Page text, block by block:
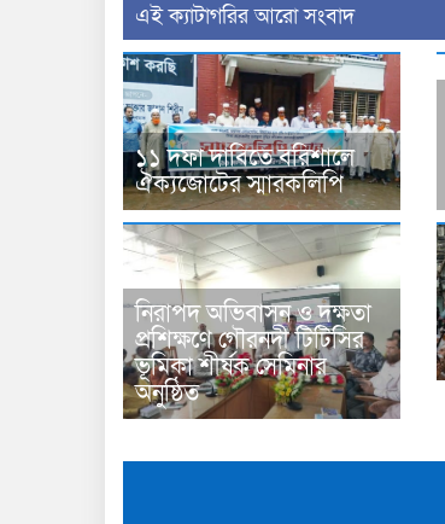
‍এই ক্যাটাগরির ‍আরো সংবাদ
১১ দফা দাবিতে বরিশালে
ঐক্যজোটের স্মারকলিপি
নিরাপদ অভিবাসন ও দক্ষতা
প্রশিক্ষণে গৌরনদী টিটিসির
ভূমিকা শীর্ষক সেমিনার
অনুষ্ঠিত